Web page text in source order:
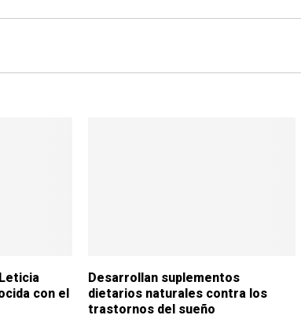
con el
Desarrollan suplementos
dietarios naturales contra los
trastornos del sueño